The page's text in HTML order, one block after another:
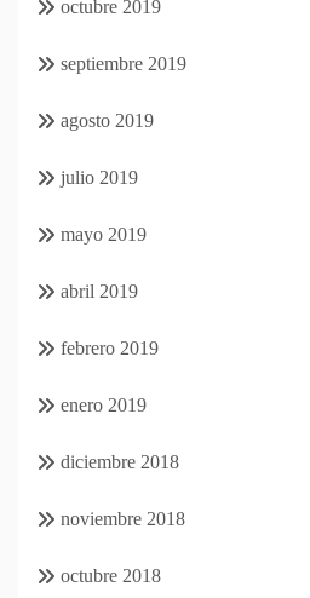
octubre 2019
septiembre 2019
agosto 2019
julio 2019
mayo 2019
abril 2019
febrero 2019
enero 2019
diciembre 2018
noviembre 2018
octubre 2018